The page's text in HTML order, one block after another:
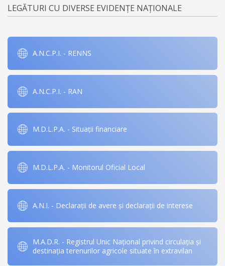
LEGĂTURI CU DIVERSE EVIDENȚE NAȚIONALE
A.N.C.P.I. - RENNS
A.N.C.P.I. - RAN
M.D.L.P.A. - Situații financiare
M.D.L.P.A. - Monitorul Oficial Local
A.N.I. - Declarații de avere și declarații de interese
M.A.D.R. - Registrul Unic Național privind circulația și
destinația terenurilor agricole situate în extravilan